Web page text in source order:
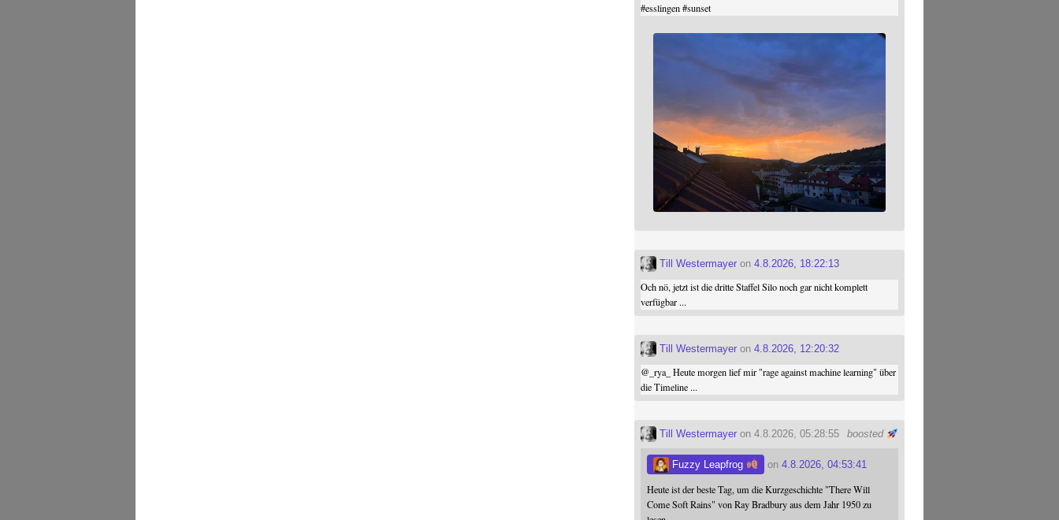
#esslingen #sunset
Till Westermayer on4.8.2026, 18:22:13
Och nö, jetzt ist die dritte Staffel Silo noch gar nicht komplett
verfügbar ...
Till Westermayer on4.8.2026, 12:20:32
@ _rya_ Heute morgen lief mir "rage against machine learning" über
die Timeline ...
boosted
Till Westermayer on 4.8.2026, 05:28:55
Fuzzy Leapfrog on 4.8.2026, 04:53:41
Heute ist der beste Tag, um die Kurzgeschichte "There Will
Come Soft Rains" von Ray Bradbury aus dem Jahr 1950 zu